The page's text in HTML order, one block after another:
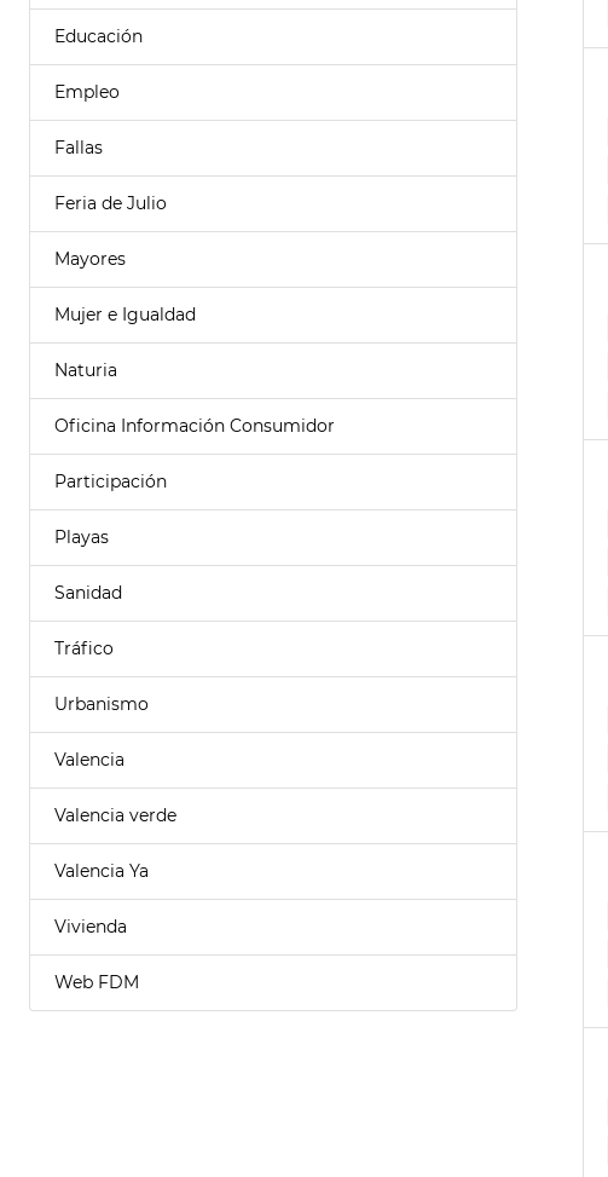
Educación
Empleo
Fallas
Feria de Julio
Mayores
Mujer e Igualdad
Naturia
Oficina Información Consumidor
Participación
Playas
Sanidad
Tráfico
Urbanismo
Valencia
Valencia verde
Valencia Ya
Vivienda
Web FDM